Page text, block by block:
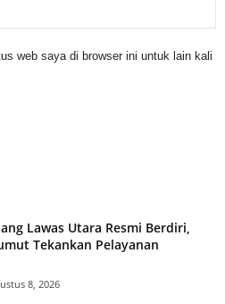
web saya di browser ini untuk lain kali
Lawas Utara Resmi Berdiri,
Tekankan Pelayanan
8, 2026